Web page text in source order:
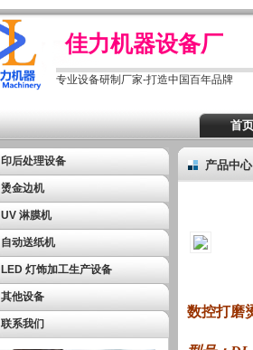
佳力机器设备厂
专业设备研制厂家-打造中国百年品牌
首
印后处理设备
烫金边机
UV 淋膜机
自动送纸机
LED 灯饰加工生产设备
其他设备
联系我们
产品中心
数控打磨